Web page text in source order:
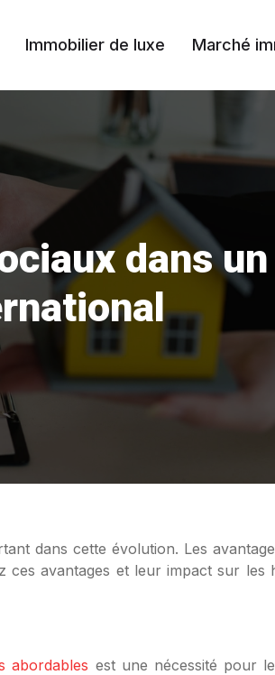
Immobilier de luxe Marché
dans un
ces avantages et leur impact sur les
abordables est une nécessité pour